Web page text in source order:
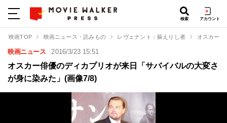
検索 アカウント
映画TOP 映画ニュース・読みもの レヴェナント：蘇えりし者 オスカー
映画ニュース 2016/3/23 15:51
オスカー俳優のディカプリオが来日「サバイバルの大変さ
が身に染みた」(画像7/8)